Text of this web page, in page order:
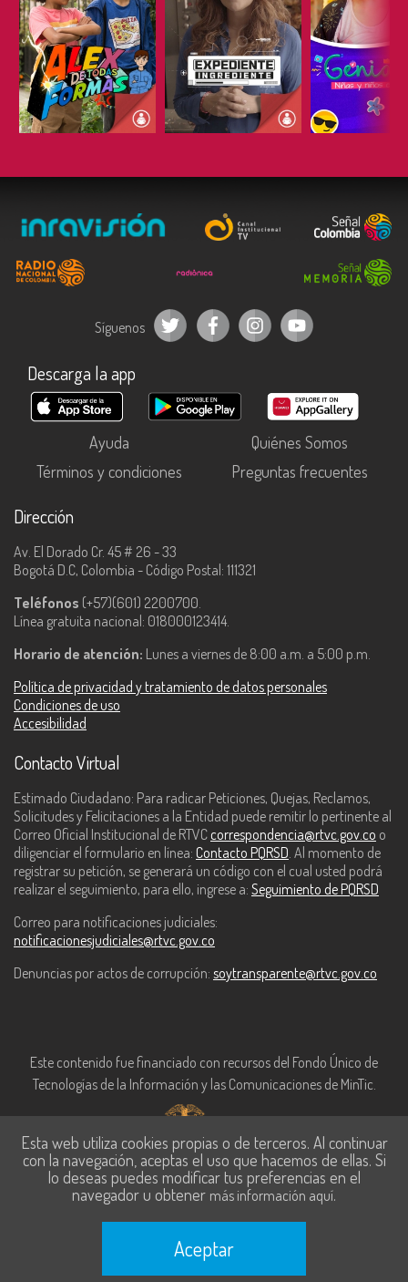
ESCUCHAR ESCUCHAR
Síguenos
Descarga la app
Ayuda
Quiénes Somos
Términos y condiciones
Preguntas frecuentes
Dirección
Av. El Dorado Cr. 45 # 26 - 33
Bogotá D.C, Colombia - Código Postal: 111321
Teléfonos (+57)(601) 2200700.
Línea gratuita nacional: 018000123414.
Horario de atención: Lunes a viernes de 8:00 a.m. a 5:00 p.m.
Política de privacidad y tratamiento de datos personales
Condiciones de uso
Accesibilidad
Contacto Virtual
Estimado Ciudadano: Para radicar Peticiones, Quejas, Reclamos,
Solicitudes y Felicitaciones a la Entidad puede remitir lo pertinente al
Correo Oficial Institucional de RTVC correspondencia@rtvc.gov.co o
diligenciar el formulario en línea: Contacto PQRSD. Al momento de
registrar su petición, se generará un código con el cual usted podrá
realizar el seguimiento, para ello, ingrese a: Seguimiento de PQRSD
Correo para notificaciones judiciales:
notificacionesjudiciales@rtvc.gov.co
Denuncias por actos de corrupción: soytransparente@rtvc.gov.co
Este contenido fue financiado con recursos del Fondo Único de
Tecnologías de la Información y las Comunicaciones de MinTic.
Esta web utiliza cookies propias o de terceros. Al continuar
con la navegación, aceptas el uso que hacemos de ellas. Si
lo deseas puedes modificar tus preferencias en el
navegador u obtener más información aquí.
Aceptar